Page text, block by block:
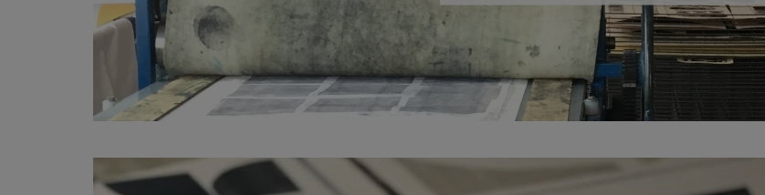
monocopias; matrices de distintos materiales
que pasamos varias veces por la prensa,
creando fantasmas, superposiciones y
degradés sobre papel o tela. Es una técnica
mas azarosa, de copias únicas. Y por último,
hacemos también gofrados, distintos
materiales que se pasan con presión a
tinta, dejando solo los relieves. Realizamos
ilustraciones para libros y afiches y